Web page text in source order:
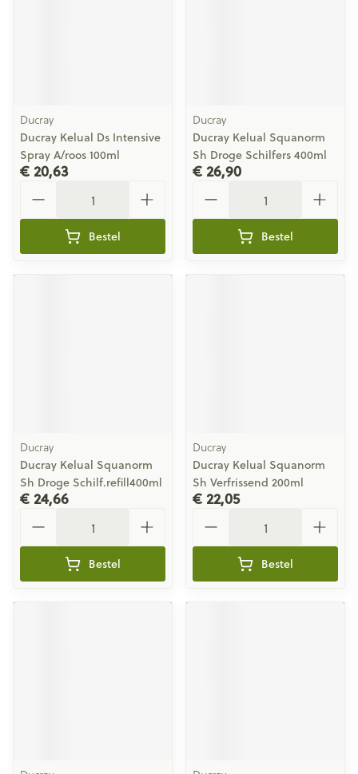
Ducray
Ducray Kelual Ds Intensive
Spray A/roos 100ml
€ 20,63
Bestel
Ducray
Ducray Kelual Squanorm
Sh Droge Schilfers 400ml
€ 26,90
Bestel
Ducray
Ducray Kelual Squanorm
Sh Droge Schilf.refill400ml
€ 24,66
Bestel
Ducray
Ducray Kelual Squanorm
Sh Verfrissend 200ml
€ 22,05
Bestel